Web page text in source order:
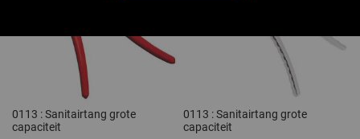
0113 : Sanitairtang grote
capaciteit
0113 : Sanitairtang grote
capaciteit